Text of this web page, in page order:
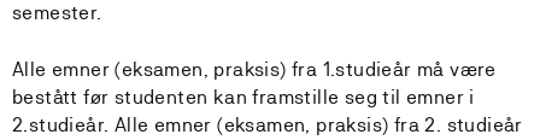
semester.
Alle emner (eksamen, praksis) fra 1.studieår må være
bestått før studenten kan framstille seg til emner i
2.studieår. Alle emner (eksamen, praksis) fra 2. studieår